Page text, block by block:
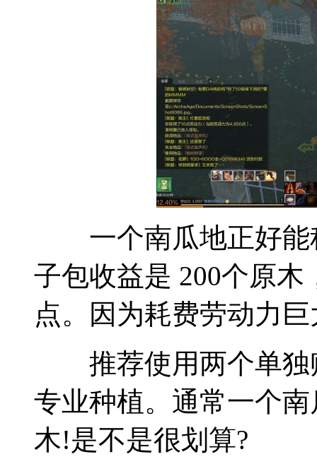
一个南瓜地正好能
子包收益是 200个原
点。因为耗费劳动力
推荐使用两个单独
专业种植。通常一个
木!是不是很划算?